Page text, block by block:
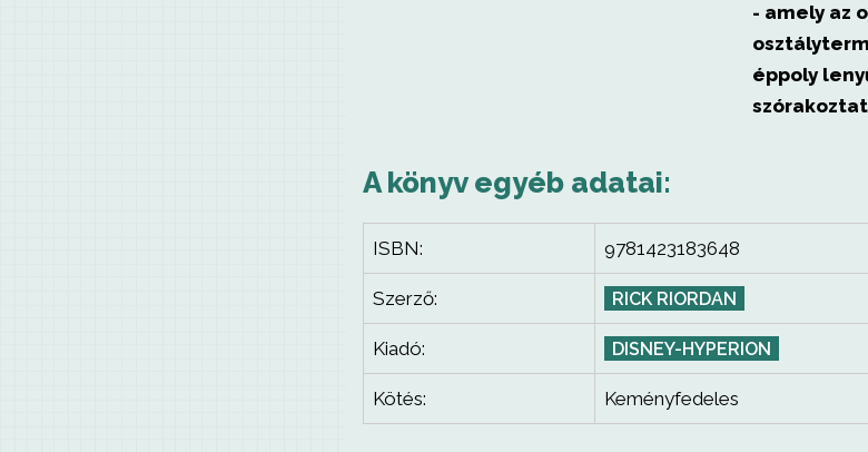
- amely az
éppoly
A könyv egyéb adatai:
ISBN: 9781423183648
Szerző: RICK RIORDAN
Kiadó: DISNEY-HYPERION
Kötés: Keményfedeles